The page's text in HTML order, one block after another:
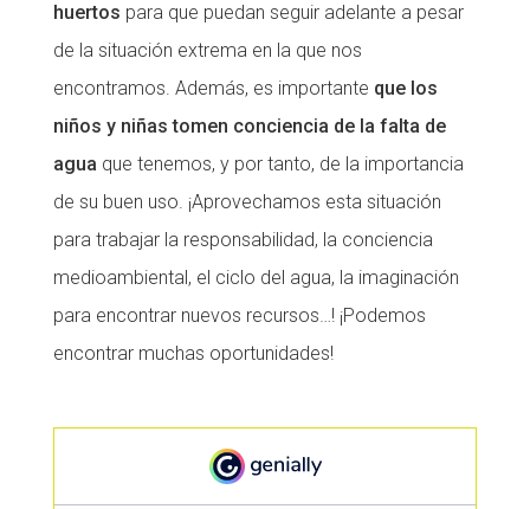
huertos para que puedan seguir adelante a pesar
de la situación extrema en la que nos
encontramos. Además, es importante que los
niños y niñas tomen conciencia de la falta de
agua que tenemos, y por tanto, de la importancia
de su buen uso. ¡Aprovechamos esta situación
para trabajar la responsabilidad, la conciencia
medioambiental, el ciclo del agua, la imaginación
para encontrar nuevos recursos…! ¡Podemos
encontrar muchas oportunidades!